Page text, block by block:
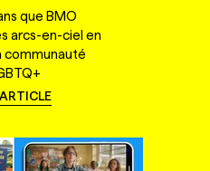
que BMO
arcs-en-ciel en
communauté